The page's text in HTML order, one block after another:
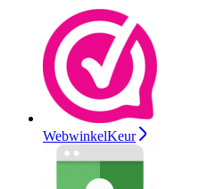
WebwinkelKeur